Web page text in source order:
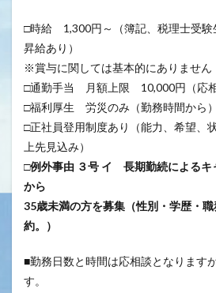
□時給 1,300円～（簿記、税理士受験
昇給あり）
※賞与に関しては基本的にありません
□通勤手当 月額上限 10,000円（応相
□福利厚生 労災のみ（勤務時間から）
□正社員登用制度あり（能力、希望、
上先見込み）
□例外事由 ３号 イ 長期勤続によるキ
から
35歳未満の方を募集（性別・学歴・
約。）
■勤務日数と時間は応相談となります
す。